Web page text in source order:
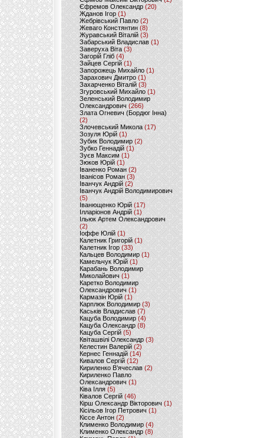
Єфремов Олександр (20)
Жданов Ігор (1)
Жебрівський Павло (2)
Жеваго Констянтин (8)
Журавський Віталій (3)
Забарський Владислав (1)
Заверуха Віта (3)
Загорій Гліб (4)
Зайцев Сергій(1)
Запорожець Михайло (1)
Зарахович Дмитро (1)
Захарченко Віталій (3)
Згуровський Михайло (1)
Зеленський Володимир
Олександрович (266)
Злата Огневич (Бордюг Інна)
(2)
Злочевський Микола(17)
Зозуля Юрій (1)
Зубик Володимир (2)
Зубко Геннадій (1)
Зуєв Максим(1)
Зюков Юрій (1)
Іваненко Роман (2)
Іванісов Роман (3)
Іванчук Андрій(2)
Іванчук Андрій Володимирович
(5)
Іванющенко Юрій (17)
Ілларіонов Андрій (1)
Ільюк Артем Олександрович
(2)
Іоффе Юлій (1)
Калетник Григорій(1)
Калетник Ігор (33)
Кальцев Володимир(1)
Камельчук Юрій (1)
Карабань Володимир
Миколайович (1)
Каретко Володимир
Олександрович (1)
Кармазін Юрій(1)
Карплюк Володимир(3)
Каськів Владислав (7)
Кацуба Володимир (4)
Кацуба Олександр (8)
Кацуба Сергій (5)
Квіташвілі Олександр(3)
Келестин Валерій(2)
Кернес Геннадій (14)
Кивалов Сергій (12)
Кириленко В’ячеслав (2)
Кириленко Павло
Олександрович (1)
Ківа Ілля (5)
Ківалов Сергій(46)
Кірш Олександр Вікторович (1)
Кісільов Ігор Петрович (1)
Кіссе Антон (2)
Клименко Володимир(4)
Клименко Олександр (8)